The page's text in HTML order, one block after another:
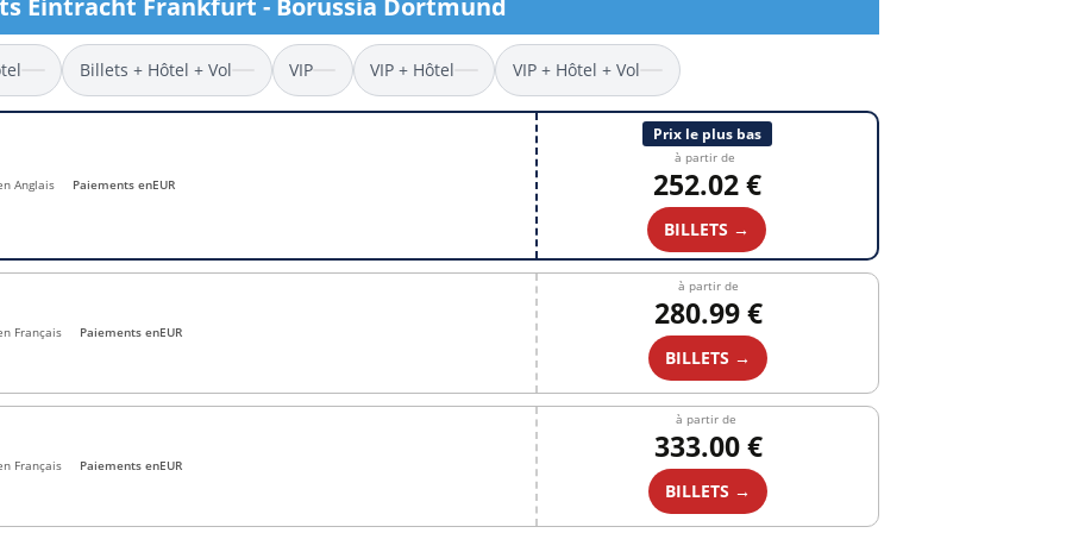
Billets Coupe d’Asie 2027
Billets Euro 2028
Billets Copa América
Billets + Hôtel + Vol VIP VIP + Hôtel VIP + Hôtel + Vol
Anglais Paiements enEUR
Prix le plus bas
à partir de
252.02 €
BILLETS →
Français Paiements enEUR
à partir de
280.99 €
BILLETS →
Français Paiements enEUR
à partir de
333.00 €
BILLETS →